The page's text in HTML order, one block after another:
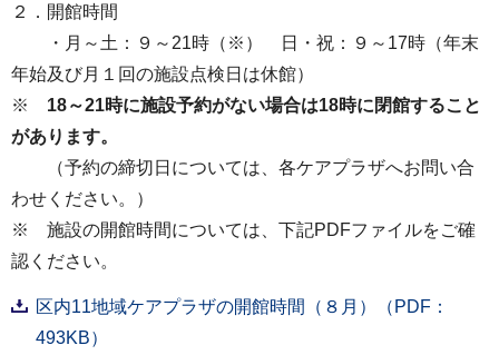
２．開館時間
・月～土：９～21時（※） 日・祝：９～17時（年末
年始及び月１回の施設点検日は休館）
※ 18～21時に施設予約がない場合は18時に閉館すること
があります。
（予約の締切日については、各ケアプラザへお問い合
わせください。）
※ 施設の開館時間については、下記PDFファイルをご確
認ください。
区内11地域ケアプラザの開館時間（８月）（PDF：
493KB）